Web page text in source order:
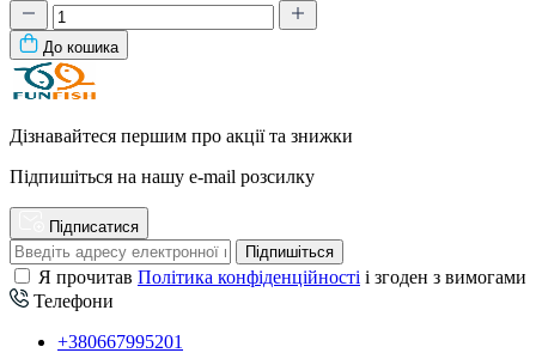
До кошика
Дізнавайтеся першим про акції та знижки
Підпишіться на нашу e-mail розсилку
Підписатися
Підпишіться
Я прочитав Політика конфіденційності і згоден з вимогами
Телефони
+380667995201